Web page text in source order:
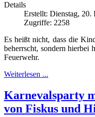
Details
Erstellt: Dienstag, 20.
Zugriffe: 2258
Es heißt nicht, dass die
beherrscht, sondern hierbei
Feuerwehr.
Weiterlesen ...
Karnevalsparty
von Fiskus und